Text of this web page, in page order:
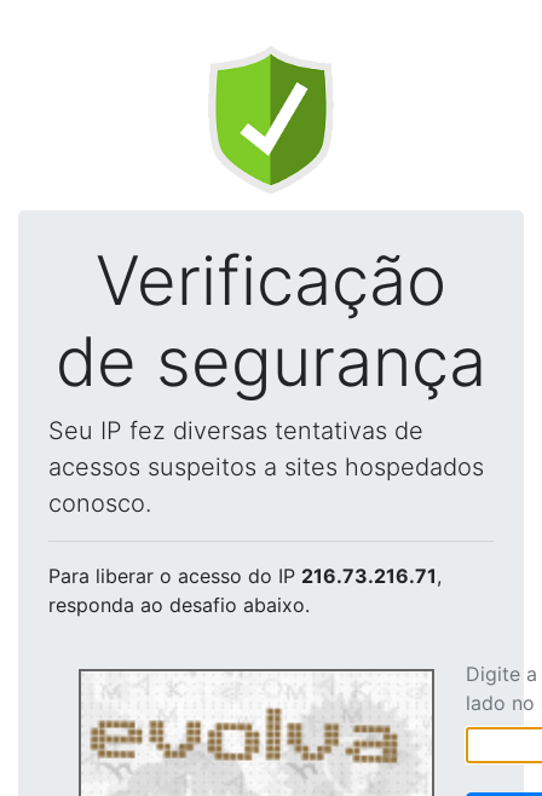
Verificação
de segurança
Seu IP fez diversas tentativas de
acessos suspeitos a sites hospedados
conosco.
Para liberar o acesso do IP 216.73.216.71,
responda ao desafio abaixo.
Digite
lado no